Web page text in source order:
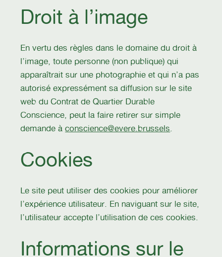
Droit à l’image
En vertu des règles dans le domaine du droit à
l’image, toute personne (non publique) qui
apparaîtrait sur une photographie et qui n’a pas
autorisé expressément sa diffusion sur le site
web du Contrat de Quartier Durable
Conscience, peut la faire retirer sur simple
demande àconscience@evere.brussels.
Cookies
Le site peut utiliser des cookies pour améliorer
l’expérience utilisateur. En naviguant sur le site,
l’utilisateur accepte l’utilisation de ces cookies.
Informations sur le